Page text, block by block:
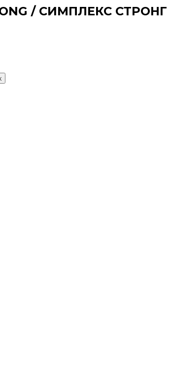
/ СИМПЛЕКС СТРОНГ